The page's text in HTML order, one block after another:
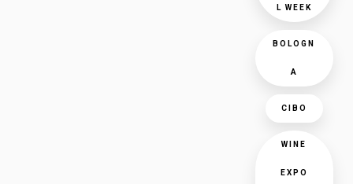
L WEEK
BOLOGN
A
CIBO
WINE
EXPO